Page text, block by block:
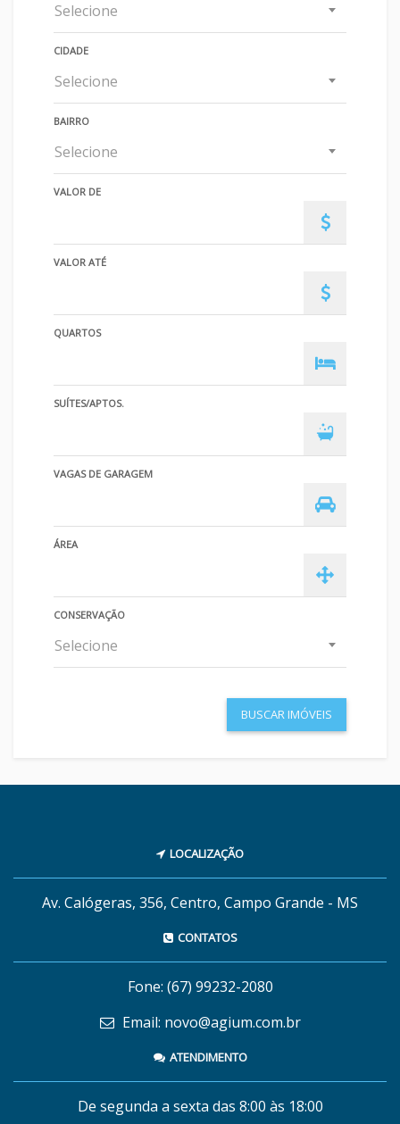
Selecione
CIDADE
Selecione
BAIRRO
Selecione
VALOR DE
VALOR ATÉ
QUARTOS
SUÍTES/APTOS.
VAGAS DE GARAGEM
ÁREA
CONSERVAÇÃO
Selecione
BUSCAR IMÓVEIS
LOCALIZAÇÃO
Av. Calógeras, 356, Centro, Campo Grande - MS
CONTATOS
Fone: (67) 99232-2080
Email: novo@agium.com.br
ATENDIMENTO
De segunda a sexta das 8:00 às 18:00